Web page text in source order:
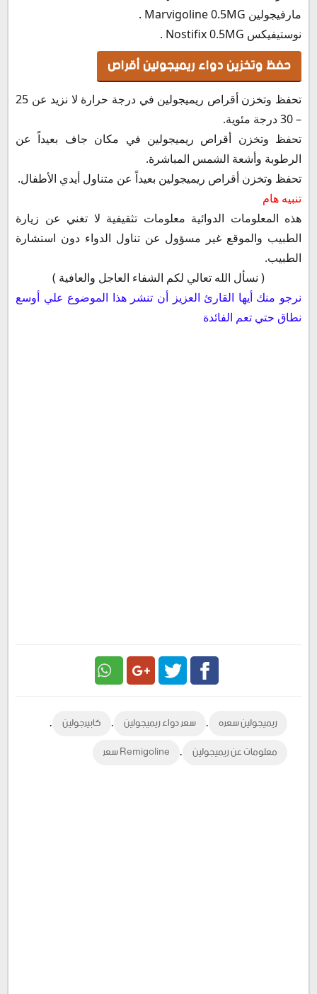
مارفيجولين Marvigoline 0.5MG .
نوستيفيكس Nostifix 0.5MG .
حفظ وتخزين دواء ريميجولين أقراص
تحفظ وتخزن أقراص ريميجولين في درجة حرارة لا نزيد عن 25
– 30 درجة مئوية.
تحفظ وتخزن أقراص ريميجولين في مكان جاف بعيداً عن
الرطوبة وأشعة الشمس المباشرة.
تحفظ وتخزن أقراص ريميجولين بعيداً عن متناول أيدي الأطفال.
تنبيه هام
هذه المعلومات الدوائية معلومات تثقيفية لا تغني عن زيارة
الطبيب والموقع غير مسؤول عن تناول الدواء دون استشارة
الطبيب.
( نسأل الله تعالي لكم الشفاء العاجل والعافية )
نرجو منك أيها القارئ العزيز أن تنشر هذا الموضوع علي أوسع
نطاق حتي تعم الفائدة
Plus ريميجولين سعره , سعر دواء ريميجولين , كابيرجولين ,
معلومات عن ريميجولين , Remigoline سعر